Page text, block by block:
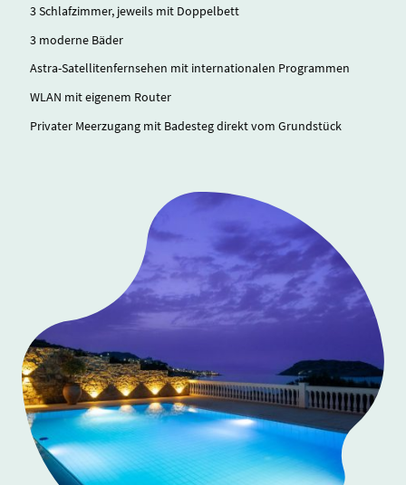
3 Schlafzimmer, jeweils mit Doppelbett
3 moderne Bäder
Astra-Satellitenfernsehen mit internationalen Programmen
WLAN mit eigenem Router
Privater Meerzugang mit Badesteg direkt vom Grundstück